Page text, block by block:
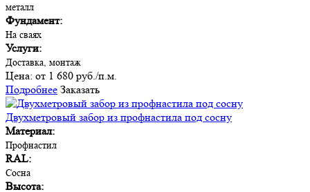
металл
Фундамент:
На сваях
Услуги:
Доставка, монтаж
Цена: от 1 680 руб./п.м.
Подробнее Заказать
Двухметровый забор из профнастила под сосну
Материал:
Профнастил
RAL:
Сосна
Высота: